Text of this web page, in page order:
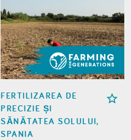
FERTILIZAREA DE
PRECIZIE ȘI
SĂNĂTATEA SOLULUI,
SPANIA